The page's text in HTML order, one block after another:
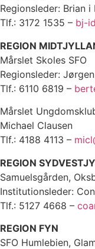
Regionsleder: Brian i
Tlf.: 3172 1535 – bj-
REGION
Mårslet Skoles SFO
Regionsleder:
Tlf.: 6110 6819 –
Mårslet
Michael Clausen
Tlf.: 4188 4113 –
REGION
Samuelsgården,
Institutionsleder:
Tlf.: 5127 4668 –
REGION FYN
SFO Humlebien,